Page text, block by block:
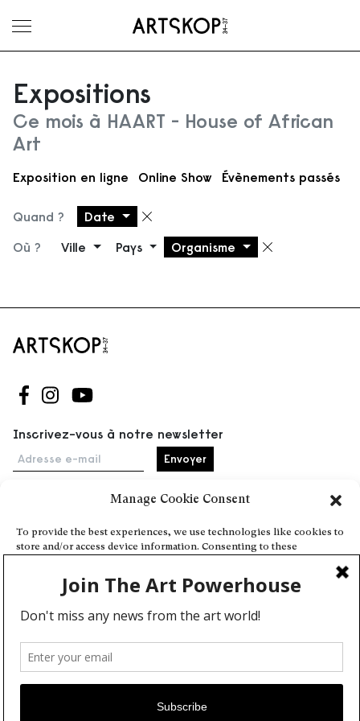
Manage Cookie Consent
To provide the best experiences, we use technologies like cookies to
store and/or access device information. Consenting to these
or unique IDs on this site. Not consenting or withdrawing consent,
may adversely affect certain features and functions.
Deny
View preferences
Ouvrir le menu
Expositions
Ce mois à HAART - House of African
Art
Exposition en ligne Online Show Évènements passés
Quand ? Date Supprimer le filtre
Où ? Ville Pays Organisme
Suivez-nous sur Facebook
Suivez-nous sur Instagram
Suivez-nous sur Youtube
Inscrivez-vous à notre newsletter
Adresse e-mail
Accueil
Événements
À propos
Partenaires
Contact
Conditions générales
Confidentialité et cookies
Communiquer votre événement